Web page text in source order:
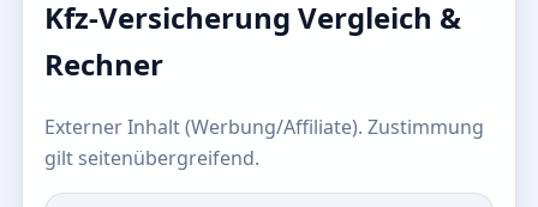
Kfz-Versicherung Vergleich &
Rechner
Externer Inhalt (Werbung/Affiliate). Zustimmung
gilt seitenübergreifend.